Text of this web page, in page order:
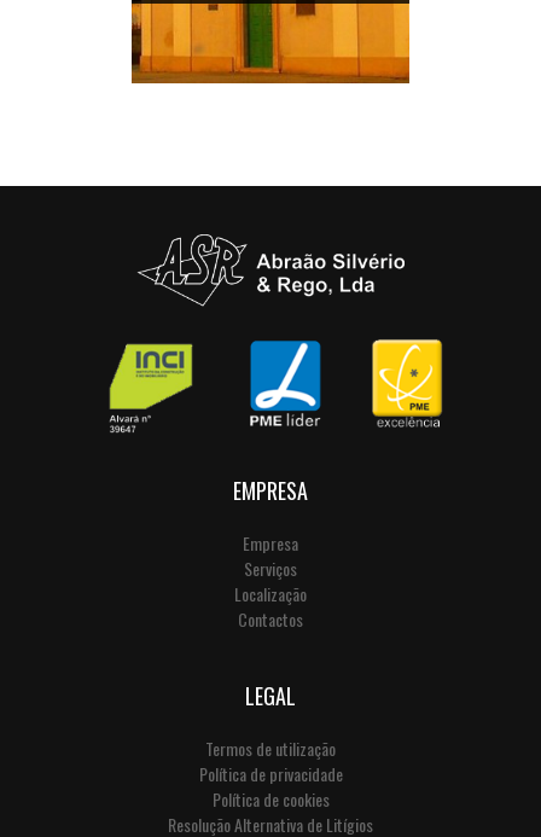
EMPRESA
Empresa
Serviços
Localização
Contactos
LEGAL
Termos de utilização
Política de privacidade
Política de cookies
Resolução Alternativa de Litígios